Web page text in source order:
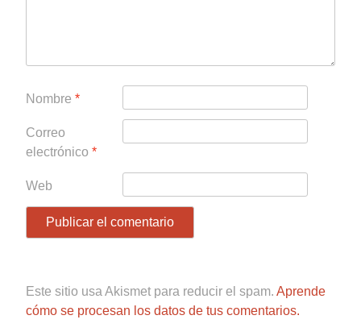
Nombre *
Correo
electrónico *
Web
Este sitio usa Akismet para reducir el spam. Aprende
cómo se procesan los datos de tus comentarios.